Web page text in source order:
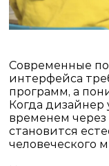
Современные
интерфейса
программ, а
Когда
временем
становится
человеческого